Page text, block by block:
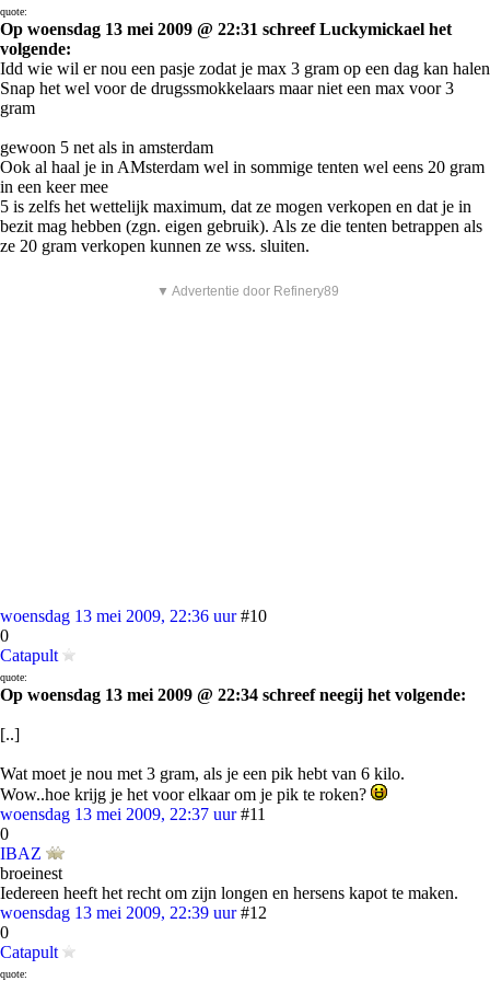
quote:
Op woensdag 13 mei 2009 @ 22:31 schreef Luckymickael het
volgende:
Idd wie wil er nou een pasje zodat je max 3 gram op een dag kan halen
Snap het wel voor de drugssmokkelaars maar niet een max voor 3
gram
gewoon 5 net als in amsterdam
Ook al haal je in AMsterdam wel in sommige tenten wel eens 20 gram
in een keer mee
5 is zelfs het wettelijk maximum, dat ze mogen verkopen en dat je in
bezit mag hebben (zgn. eigen gebruik). Als ze die tenten betrappen als
ze 20 gram verkopen kunnen ze wss. sluiten.
▼ Advertentie door Refinery89
woensdag 13 mei 2009, 22:36 uur #10
0
Catapult
quote:
Op woensdag 13 mei 2009 @ 22:34 schreef neegij het volgende:
[..]
Wat moet je nou met 3 gram, als je een pik hebt van 6 kilo.
Wow..hoe krijg je het voor elkaar om je pik te roken?
woensdag 13 mei 2009, 22:37 uur #11
0
IBAZ
broeinest
Iedereen heeft het recht om zijn longen en hersens kapot te maken.
woensdag 13 mei 2009, 22:39 uur #12
0
Catapult
quote: